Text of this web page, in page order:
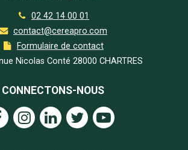
02 42 14 00 01
contact@cereapro.com
Formulaire de contact
Nicolas Conté 28000 CHARTRES
CONNECTONS-NOUS